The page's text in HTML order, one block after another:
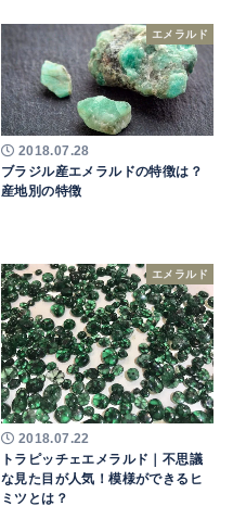
エメラルド
2018.07.28
ブラジル産エメラルドの特徴は？
産地別の特徴
エメラルド
2018.07.22
トラピッチェエメラルド｜不思議
な見た目が人気！模様ができるヒ
ミツとは？